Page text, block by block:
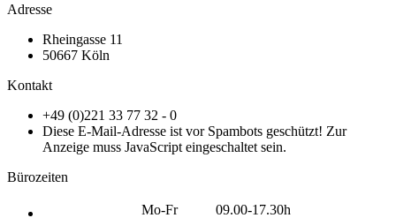
Adresse
Rheingasse 11
50667 Köln
Kontakt
+49 (0)221 33 77 32 - 0
Diese E-Mail-Adresse ist vor Spambots geschützt! Zur
Anzeige muss JavaScript eingeschaltet sein.
Bürozeiten
Mo-Fr 09.00-17.30h